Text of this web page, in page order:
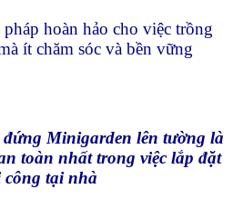
hoàn hảo cho việc trồng
ít chăm sóc và bền vững
đứng Minigarden lên tường là
toàn nhất trong việc lắp đặt
công tại nhà